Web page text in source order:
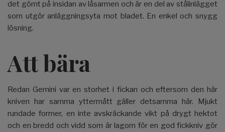
det gömt på insidan av låsarmen och är en del av stålinlägget
som utgör anläggningsyta mot bladet. En enkel och snygg
lösning.
Att bära
Redan Gemini var en storhet i fickan och eftersom den här
kniven har samma yttermått gäller detsamma här. Mjukt
rundade former, en inte avskräckande vikt på drygt hektot
och en bredd och vidd som är lagom för en god fickkniv gör